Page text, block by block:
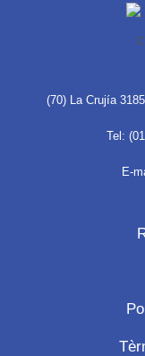
(70) La Crujía
Tel:
E-